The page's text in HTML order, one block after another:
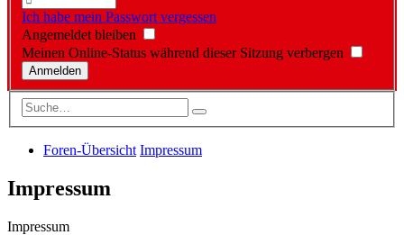
Ich habe mein Passwort vergessen
Angemeldet bleiben
Meinen Online-Status während dieser Sitzung verbergen
Foren-Übersicht Impressum
Impressum
Impressum